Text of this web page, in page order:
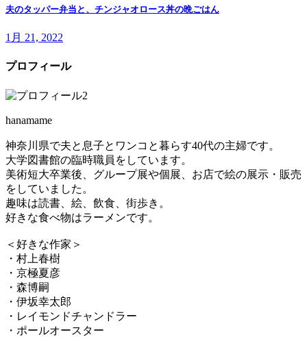
夫のタッパー弁当と、チンジャオロース丼の晩ごはん
1月 21, 2022
プロフィール
hanamame
神奈川県で夫と息子とワンコと暮らす40代の主婦です。
大学図書館の臨時職員をしています。
美術短大卒業後、グループ展や個展、お店で絵の展示・販売
をしていました。
趣味は読書、絵、飲食、街歩き。
好きな食べ物はラーメンです。
＜好きな作家＞
・村上春樹
・京極夏彦
・森博嗣
・伊坂幸太郎
・レイモンドチャンドラー
・ポールオースター